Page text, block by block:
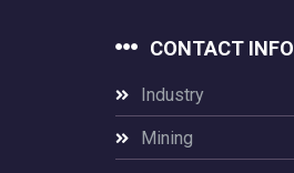
CONTACT INFO
Industry
Mining